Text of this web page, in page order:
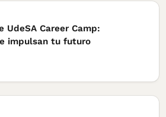
UdeSA Career Camp:
impulsan tu futuro